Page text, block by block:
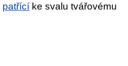
patřící ke svalu tvářovému